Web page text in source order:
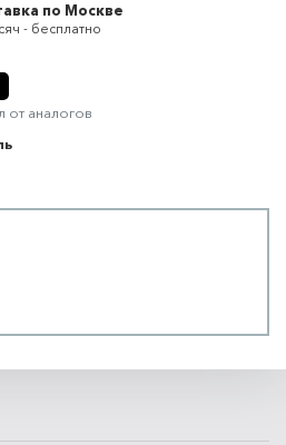
по Москве
- бесплатно
от аналогов